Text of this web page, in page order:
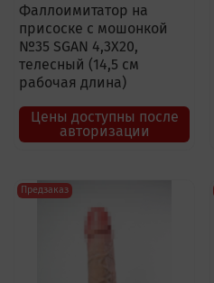
Фаллоимитатор на
присоске с мошонкой
№35 SGAN 4,3X20,
телесный (14,5 см
рабочая длина)
Цены доступны после
авторизации
Предзаказ